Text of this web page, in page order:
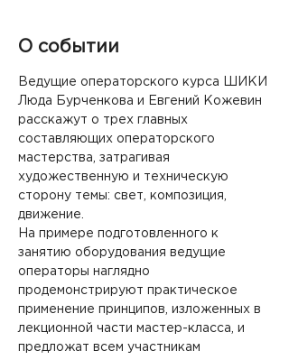
О событии
Ведущие операторского курса ШИКИ
Люда Бурченкова и Евгений Кожевин
расскажут о трех главных
составляющих операторского
мастерства, затрагивая
художественную и техническую
сторону темы: свет, композиция,
движение.
На примере подготовленного к
занятию оборудования ведущие
операторы наглядно
продемонстрируют практическое
применение принципов, изложенных в
лекционной части мастер-класса, и
предложат всем участникам